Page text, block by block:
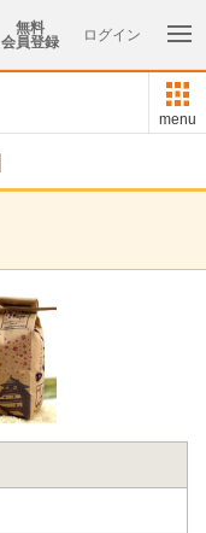
無料
会員登録
ログイン
menu